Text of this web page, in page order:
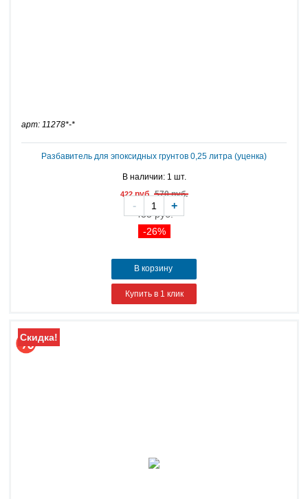
арт: 11278*-*
Разбавитель для эпоксидных грунтов 0,25 литра (уценка)
В наличии: 1 шт.
422руб.570 руб.
435 руб.
-26%
- +
В корзину
Купить в 1 клик
Скидка!